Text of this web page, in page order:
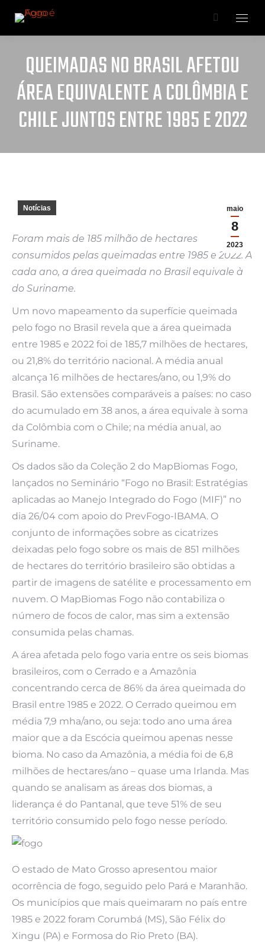
QUEIMADAS NO BRASIL AFETOU
ÁREA EQUIVALENTE A COLÔMBIA E
CHILE JUNTOS ENTRE 1985 E 2022
maio
8
2023
Notícias
Foram mais de 185 milhão de hectares
consumidos pelas queimadas entre 1985 e 2022. A
cada ano, a área queimada no Brasil equivale à
do Suriname.
Um novo mapeamento da superfície queimada
pelo fogo no Brasil revela que a área queimada
entre 1985 e 2022 foi de 185,7 milhões de hectares,
ou 21,8% do território nacional. A média anual
alcança 16 milhões de hectares/ano, ou 1,9% do
Brasil. São extensões comparáveis a países: no caso
do acumulado em 38 anos, a área equivale à soma
da Colômbia com o Chile; na média anual, ao
Suriname.
Os dados são da Coleção 2 do MapBiomas Fogo,
lançados no Seminário “Fogo no Brasil: Estratégias
aplicadas ao Manejo Integrado do Fogo (MIF)” no
dia 26/04 com apoio do PrevFogo-IBAMA. O
conjunto de informações sobre as cicatrizes
deixadas pelo fogo sobre os mais de 851 milhões
de hectares do território brasileiro são obtidas a
partir de imagens de satélite e processamento em
nuvem. O MapBiomas Fogo não contabiliza o
número de focos de calor, mas sim a extensão
consumida pelas chamas.
A área afetada pelo fogo varia entre os seis biomas
brasileiros, com o Cerrado e a Amazônia
concentrando cerca de 86% da área queimada do
Brasil entre 1985 e 2022. O Cerrado queimou em
média 7,9 mha/ano, ou seja: todo ano uma área
maior que a da Escócia queimou apenas nesse
bioma. No caso da Amazônia, a média foi de 6,8
milhões de hectares/ano – quase uma Irlanda. Mas
quando se analisam as áreas dos biomas, a
liderança é do Pantanal, que teve 51% de seu
território consumido pelo fogo nesse período.
O estado de Mato Grosso apresentou maior
ocorrência de fogo, seguido pelo Pará e Maranhão.
Os municípios que mais queimaram no país entre
1985 e 2022 foram Corumbá (MS), São Félix do
Xingu (PA) e Formosa do Rio Preto (BA).